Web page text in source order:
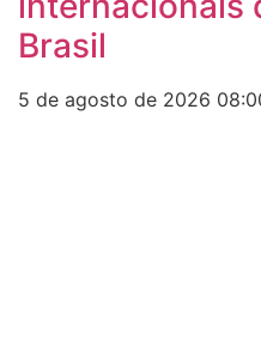
Brasil
5 de agosto de 2026